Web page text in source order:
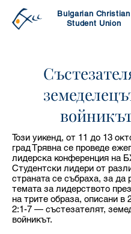
Bulgarian Christian
Student Union
Този уикенд, от 11 до 13
град Трявна се проведе
лидерска конференция на
Студентски лидери от
страната се събраха, за да
темата за лидерството
на трите образа, описани в
2:1-7 — състезателят,
войникът.